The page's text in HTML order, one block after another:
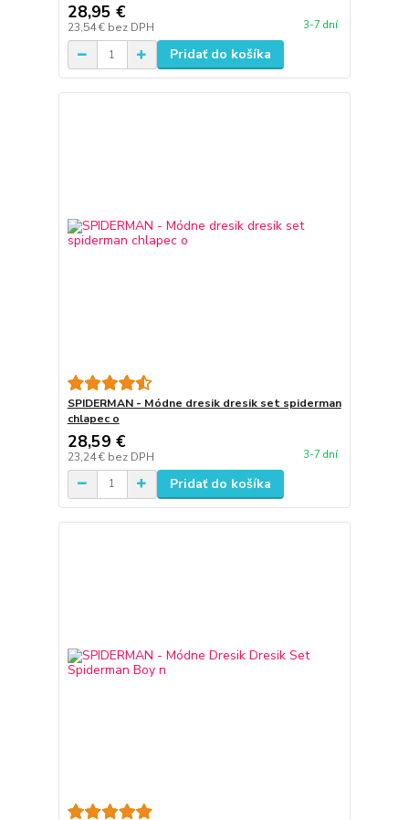
28,95 €
23,54 € bez DPH 3-7 dní
Pridať do košíka
SPIDERMAN - Módne dresik dresik set spiderman
chlapec o
28,59 €
23,24 € bez DPH 3-7 dní
Pridať do košíka